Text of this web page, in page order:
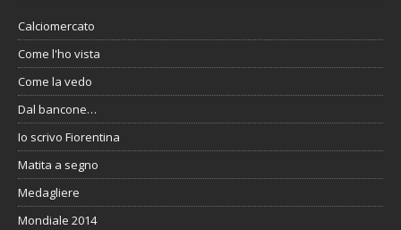
Calciomercato
Come l'ho vista
Come la vedo
Dal bancone…
Io scrivo Fiorentina
Matita a segno
Medagliere
Mondiale 2014